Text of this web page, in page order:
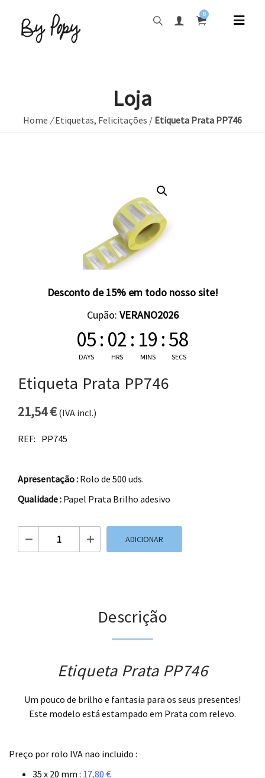
0
Loja
Home /Etiquetas, Felicitações / Etiqueta Prata PP746
Desconto de 15% em todo nosso site!
Cupão: VERANO2026
05
DAYS
: 02
HRS
: 19
MINS
:58
SECS
Etiqueta Prata PP746
21,54€(IVA incl.)
REF: PP745
Apresentação : Rolo de 500 uds.
Qualidade : Papel Prata Brilho adesivo
Quantidade de Etiqueta Prata PP746
ADICIONAR
Descrição
Etiqueta Prata PP746
Um pouco de brilho e fantasia para os seus presentes!
Este modelo está estampado em Prata com relevo.
Preço por rolo IVA nao incluido :
35 x 20 mm : 17,80 €